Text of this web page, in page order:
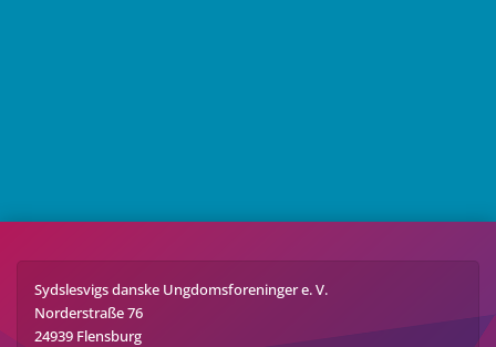
Sydslesvigs danske Ungdomsforeninger e. V.
Norderstraße 76
24939 Flensburg